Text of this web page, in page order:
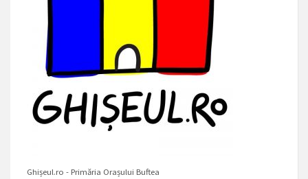
Ghișeul.ro - Primăria Orașului Buftea